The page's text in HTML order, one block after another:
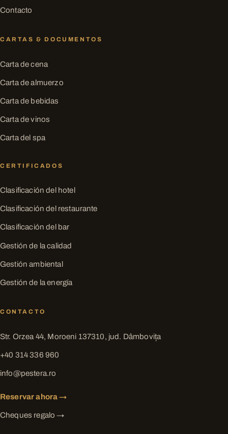
Contacto
CARTAS & DOCUMENTOS
Carta de cena
Carta de almuerzo
Carta de bebidas
Carta de vinos
Carta del spa
CERTIFICADOS
Clasificación del hotel
Clasificación del restaurante
Clasificación del bar
Gestión de la calidad
Gestión ambiental
Gestión de la energía
CONTACTO
Str. Orzea 44, Moroeni 137310, jud. Dâmbovița
+40 314 336 960
info@pestera.ro
Reservar ahora →
Cheques regalo →